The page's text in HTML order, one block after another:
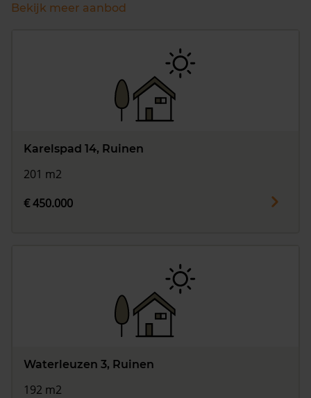
Bekijk meer aanbod
Karelspad 14, Ruinen
201 m2
€ 450.000
Waterleuzen 3, Ruinen
192 m2